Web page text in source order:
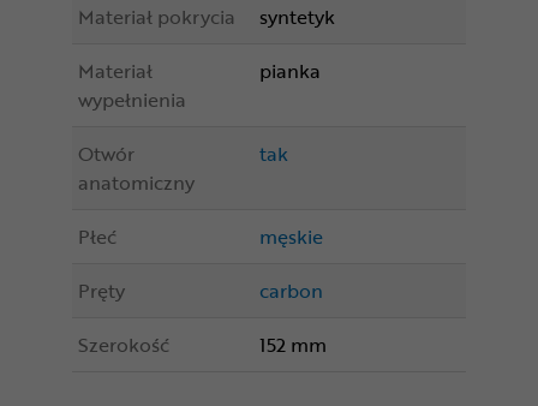
Materiał pokrycia
syntetyk
Materiał
wypełnienia
pianka
Otwór
anatomiczny
tak
Płeć
męskie
Pręty
carbon
Szerokość
152 mm